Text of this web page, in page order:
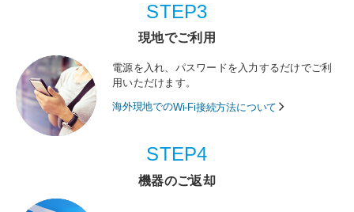
STEP3
現地でご利用
電源を入れ、パスワードを入力するだけでご利
用いただけます。
海外現地でのWi-Fi接続方法について
STEP4
機器のご返却